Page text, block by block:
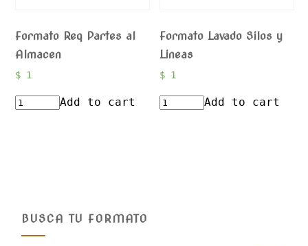
Formato Req Partes al
Almacen
$1
Add to cart
Formato Lavado Silos y
Lineas
$ 1
Add to cart
BUSCA TU FORMATO